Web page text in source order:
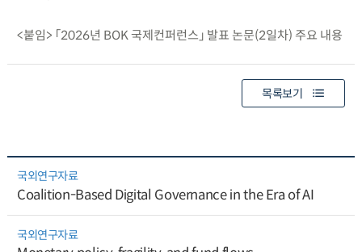
<붙임> 「2026년 BOK 국제컨퍼런스」 발표 논문(2일차) 주요 내용
목록보기
국외연구자료
Coalition-Based Digital Governance in the Era of AI
국외연구자료